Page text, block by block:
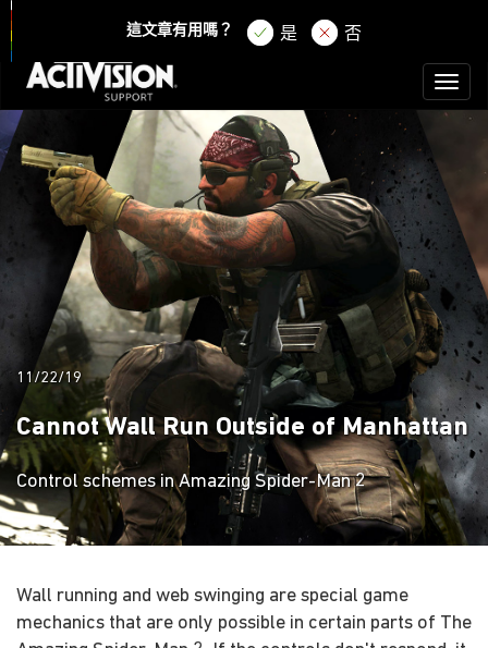
註冊
這文章有用嗎？ 是 否
11/22/19
Cannot Wall Run Outside of Manhattan
Control schemes in Amazing Spider-Man 2
Wall running and web swinging are special game
mechanics that are only possible in certain parts of The